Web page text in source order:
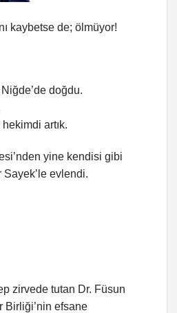
kaybetse de; ölmüyor!
doğdu.
artık.
yine kendisi gibi
evlendi.
zirvede tutan Dr. Füsun
Birliği’nin efsane